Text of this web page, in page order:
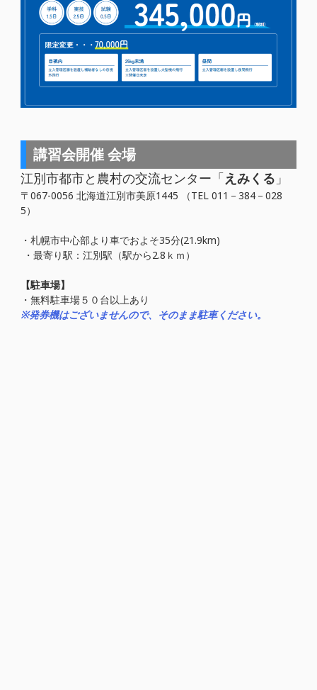
講習会開催 会場
江別市都市と農村の交流センター「えみくる 」
〒067-0056 北海道江別市美原1445 （TEL 011－384－028
5）
・札幌市中心部より車でおよそ35分(21.9km)
・最寄り駅：江別駅（駅から2.8ｋｍ）
【駐車場】
・無料駐車場５０台以上あり
※発券機はございませんので、そのまま駐車ください。